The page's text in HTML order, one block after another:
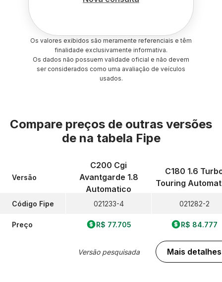
Os valores exibidos são meramente referenciais e têm
finalidade exclusivamente informativa.
Os dados não possuem validade oficial e não devem
ser considerados como uma avaliação de veículos
usados.
Compare preços de outras versões
de na tabela Fipe
Versão
Código Fipe
Preço
C200 Cgi
Avantgarde 1.8
Automatico
021233-4
R$ 77.705
Versão pesquisada
C180 1.6
Touring
021282-2
R$ 84.777
Mais detalhes